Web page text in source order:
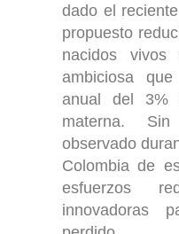
dado el
propuesto
nacidos
ambiciosa
anual del 3%
materna.
observado
Colombia de
esfuerzos
innovadoras